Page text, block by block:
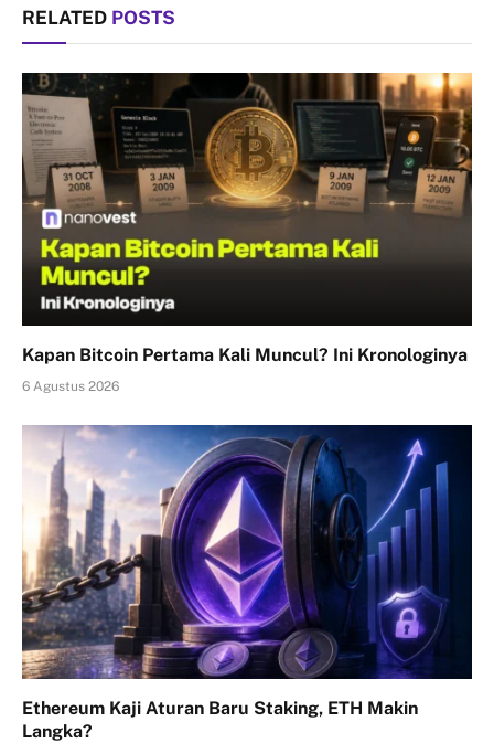
RELATED POSTS
Kapan Bitcoin Pertama Kali Muncul? Ini Kronologinya
6 Agustus 2026
Ethereum Kaji Aturan Baru Staking, ETH Makin
Langka?